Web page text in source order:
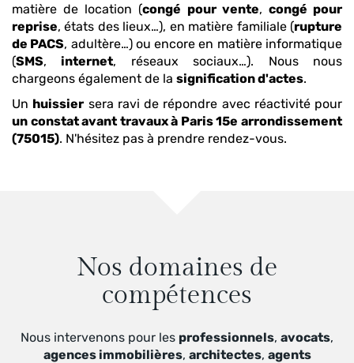
matière de location (congé pour vente, congé pour
reprise, états des lieux…), en matière familiale (rupture
de PACS, adultère…) ou encore en matière informatique
(SMS, internet, réseaux sociaux…). Nous nous
chargeons également de la signification d'actes.
Un huissier sera ravi de répondre avec réactivité pour
un constat avant travauxà Paris 15e arrondissement
(75015). N'hésitez pas à prendre rendez-vous.
Nos domaines de
compétences
Nous intervenons pour les professionnels, avocats,
agences immobilières, architectes, agents